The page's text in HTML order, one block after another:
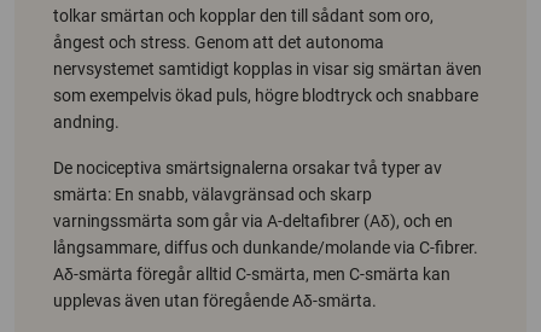
tolkar smärtan och kopplar den till sådant som oro,
ångest och stress. Genom att det autonoma
nervsystemet samtidigt kopplas in visar sig smärtan även
som exempelvis ökad puls, högre blodtryck och snabbare
andning.
De nociceptiva smärtsignalerna orsakar två typer av
smärta: En snabb, välavgränsad och skarp
varningssmärta som går via A-deltafibrer (Aδ), och en
långsammare, diffus och dunkande/molande via C-fibrer.
Aδ-smärta föregår alltid C-smärta, men C-smärta kan
upplevas även utan föregående Aδ-smärta.